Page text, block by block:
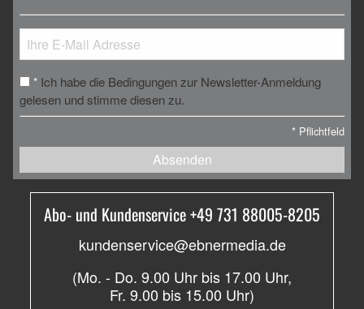
* Ich habe die Bedingungen zur Newsletter-Anmeldung
gelesen und stimme diesen zu.
* Pflichtfeld
Absenden
Abo- und Kundenservice +49 731 88005-8205
kundenservice@ebnermedia.de
(Mo. - Do. 9.00 Uhr bis 17.00 Uhr,
Fr. 9.00 bis 15.00 Uhr)